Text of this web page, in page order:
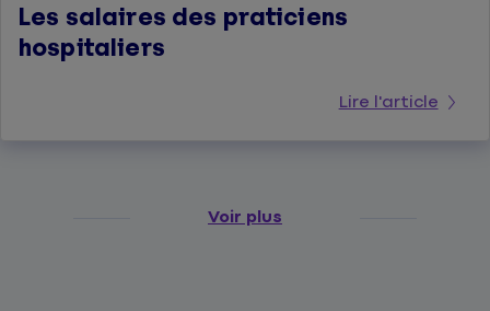
Les salaires des praticiens
hospitaliers
Lire l'article
Voir plus